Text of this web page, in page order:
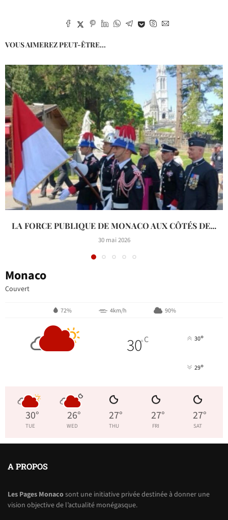
VOUS AIMEREZ PEUT-ÊTRE...
LA FORCE PUBLIQUE DE MONACO AUX CÔTÉS DE...
30 mai 2026
Monaco
Couvert
72% 4km/h 90%
30°C 30°
29°
30°
TUE
26°
WED
27°
THU
27°
FRI
27°
SAT
A PROPOS
Les Pages Monacosont une initiative privée destinée à donner une
vision objective de l’actualité monégasque.